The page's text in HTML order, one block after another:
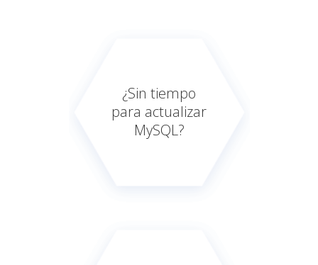
¿Sin tiempo
para actualizar
MySQL?